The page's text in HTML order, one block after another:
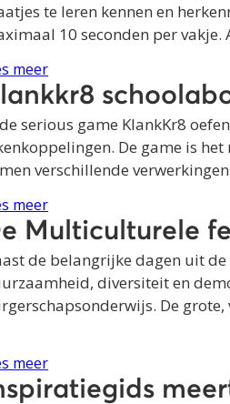
te leren kennen en
10 seconden per
meer
serious game KlankKr8
De game is
verschillende
meer
Multiculturele
de belangrijke dagen uit
diversiteit en
De
meer